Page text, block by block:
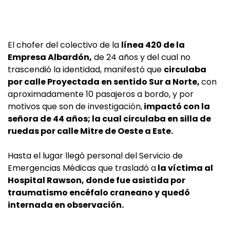
El chofer del colectivo de la línea 420 de la
Empresa Albardón, de 24 años y del cual no
trascendió la identidad, manifestó que circulaba
por calle Proyectada en sentido Sur a Norte,con
aproximadamente 10 pasajeros a bordo, y por
motivos que son de investigación,impactó con la
señora de 44 años; la cual circulaba en silla de
ruedas por calle Mitre de Oeste a Este.
Hasta el lugar llegó personal del Servicio de
Emergencias Médicas que trasladó ala víctima al
Hospital Rawson, donde fue asistida por
traumatismo encéfalo craneano y quedó
internada en observación.